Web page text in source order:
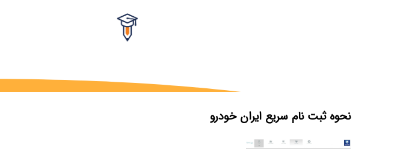
نحوه ثبت نام سریع ایران خودرو